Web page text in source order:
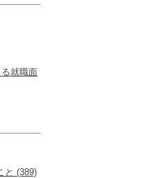
就職面
と (389)